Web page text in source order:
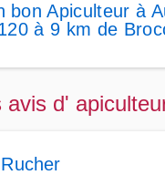
bon Apiculteur à
à 9 km de
avis d'